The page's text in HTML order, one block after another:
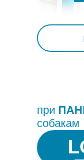
при
собакам